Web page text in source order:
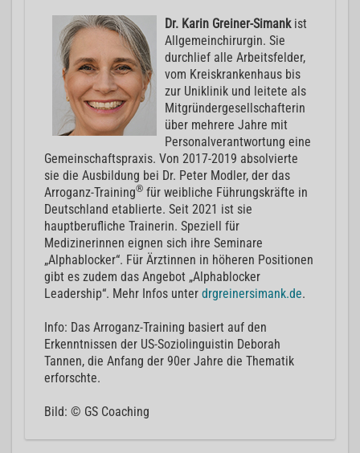
Dr. Karin Greiner-Simank ist
Allgemeinchirurgin. Sie
durchlief alle Arbeitsfelder,
vom Kreiskrankenhaus bis
zur Uniklinik und leitete als
Mitgründergesellschafterin
über mehrere Jahre mit
Personalverantwortung eine
Gemeinschaftspraxis. Von 2017-2019 absolvierte
sie die Ausbildung bei Dr. Peter Modler, der das
Arroganz-Training® für weibliche Führungskräfte in
Deutschland etablierte. Seit 2021 ist sie
hauptberufliche Trainerin. Speziell für
Medizinerinnen eignen sich ihre Seminare
„Alphablocker“. Für Ärztinnen in höheren Positionen
gibt es zudem das Angebot „Alphablocker
Leadership“. Mehr Infos unter drgreinersimank.de.
Info: Das Arroganz-Training basiert auf den
Erkenntnissen der US-Soziolinguistin Deborah
Tannen, die Anfang der 90er Jahre die Thematik
erforschte.
Bild: © GS Coaching